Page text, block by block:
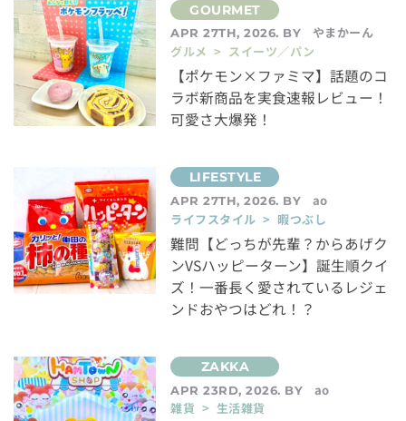
APR 27TH, 2026. BY
やまかーん
グルメ > スイーツ／パン
【ポケモン×ファミマ】話題のコ
ラボ新商品を実食速報レビュー！
可愛さ大爆発！
APR 27TH, 2026. BY
ao
ライフスタイル > 暇つぶし
難問【どっちが先輩？からあげク
ンVSハッピーターン】誕生順クイ
ズ！一番長く愛されているレジェ
ンドおやつはどれ！？
APR 23RD, 2026. BY
ao
雑貨 > 生活雑貨